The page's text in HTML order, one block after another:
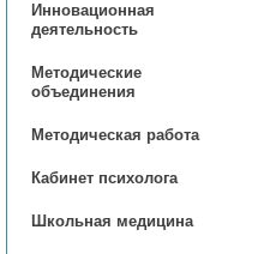
Инновационная
деятельность
Методические
объединения
Методическая работа
Кабинет психолога
Школьная медицина